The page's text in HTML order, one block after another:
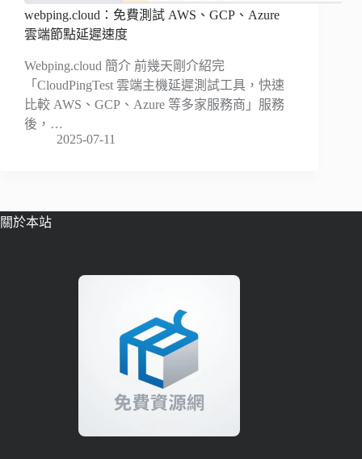
webping.cloud：免費測試 AWS、GCP、Azure
雲端節點延遲速度
Webping.cloud 簡介 前幾天剛介紹完
「CloudPingTest 雲端主機延遲測試工具，快速
比較 AWS、GCP、Azure 等多家服務商」服務
後，…
2025-07-11
關於本站